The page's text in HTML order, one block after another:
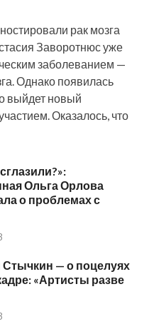
рак мозга
Заворотнюс уже
заболеванием —
Однако появилась
выйдет новый
Оказалось, что
Ольга Орлова
о проблемах с
Стычкин — о поцелуях
«Артисты разве